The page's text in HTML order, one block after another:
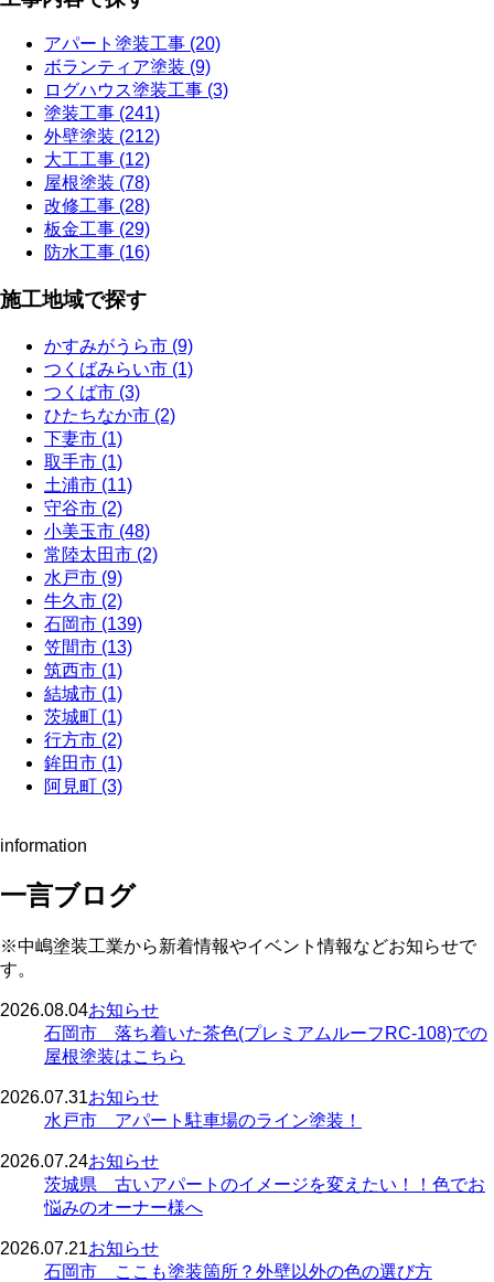
アパート塗装工事 (20)
ボランティア塗装 (9)
ログハウス塗装工事 (3)
塗装工事 (241)
外壁塗装 (212)
大工工事 (12)
屋根塗装 (78)
改修工事 (28)
板金工事 (29)
防水工事 (16)
施工地域で探す
かすみがうら市 (9)
つくばみらい市 (1)
つくば市 (3)
ひたちなか市 (2)
下妻市 (1)
取手市 (1)
土浦市 (11)
守谷市 (2)
小美玉市 (48)
常陸太田市 (2)
水戸市 (9)
牛久市 (2)
石岡市 (139)
笠間市 (13)
筑西市 (1)
結城市 (1)
茨城町 (1)
行方市 (2)
鉾田市 (1)
阿見町 (3)
information
一言ブログ
※中嶋塗装工業から新着情報やイベント情報などお知らせで
す。
2026.08.04お知らせ
石岡市 落ち着いた茶色(プレミアムルーフRC-108)での
屋根塗装はこちら
2026.07.31お知らせ
水戸市 アパート駐車場のライン塗装！
2026.07.24お知らせ
茨城県 古いアパートのイメージを変えたい！！色でお
悩みのオーナー様へ
2026.07.21お知らせ
石岡市 ここも塗装箇所？外壁以外の色の選び方